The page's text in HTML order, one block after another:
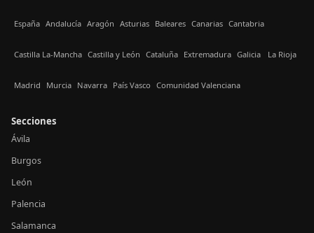
España Andalucía Aragón Asturias Baleares Canarias Cantabria
Castilla La-Mancha Castilla y León Cataluña Extremadura Galicia La Rioja
Madrid Murcia Navarra País Vasco Comunidad Valenciana
Secciones
Ávila
Burgos
León
Palencia
Salamanca